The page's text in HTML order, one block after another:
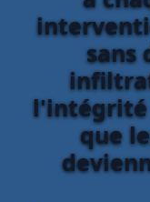
sans
l'intégrité
que